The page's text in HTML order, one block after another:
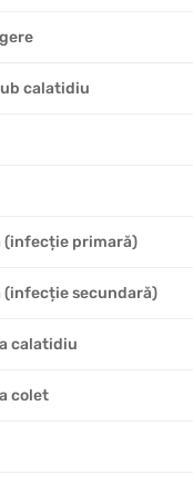
calatidiu
(infecție primară)
(infecție secundară)
calatidiu
colet